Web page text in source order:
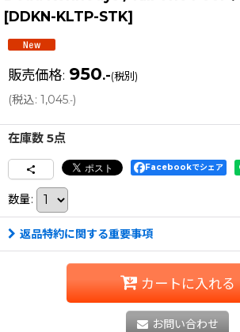
[DDKN-KLTP-STK]
販売価格: 950.-(税別)
(税込: 1,045.-)
在庫数 5点
Facebookでシェア
数量:
返品特約に関する重要事項
カートに入れる
お問い合わせ